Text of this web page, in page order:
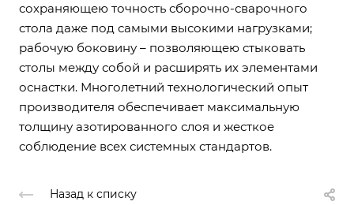
сохраняющею точность сборочно-сварочного
стола даже под самыми высокими нагрузками;
рабочую боковину – позволяющею стыковать
столы между собой и расширять их элементами
оснастки. Многолетний технологический опыт
производителя обеспечивает максимальную
толщину азотированного слоя и жесткое
соблюдение всех системных стандартов.
Назад к списку